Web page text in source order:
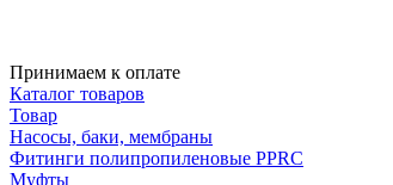
Принимаем к оплате
Каталог товаров
Товар
Насосы, баки, мембраны
Фитинги полипропиленовые PPRC
Муфты